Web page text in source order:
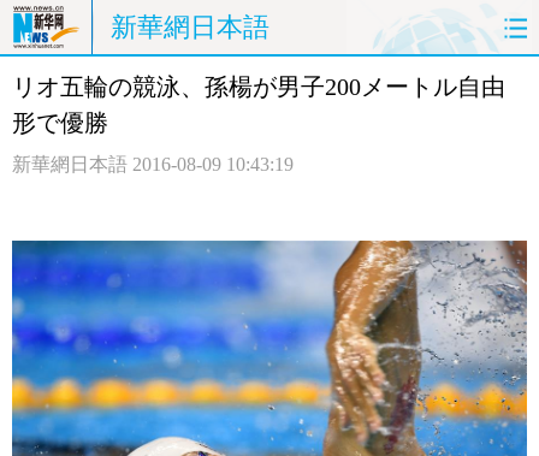
新華網日本語
ホームページ 政治 経済
中日対訳
リオ五輪の競泳、孫楊が男子200メートル自由
形で優勝
新華網日本語 2016-08-09 10:43:19